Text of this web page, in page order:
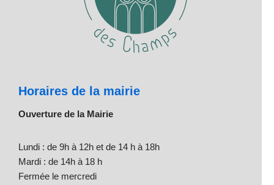
Horaires de la mairie
Ouverture de la Mairie
Lundi : de 9h à 12h et de 14 h à 18h
Mardi : de 14h à 18 h
Fermée le mercredi